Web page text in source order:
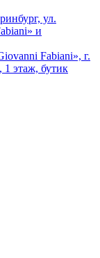
ул.
и
Fabiani», г.
этаж, бутик